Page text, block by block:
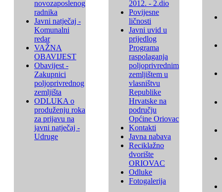
novozaposlenog
radnika
Javni natječaj -
Komunalni
redar
VAŽNA
OBAVIJEST
Obavijest -
Zakupnici
poljoprivrednog
zemljišta
ODLUKA o
produženju roka
za prijavu na
javni natječaj -
Udruge
2012. - 2.dio
Povijesne
ličnosti
Javni uvid u
prijedlog
Programa
raspolaganja
poljoprivrednim
zemljištem u
vlasništvu
Republike
Hrvatske na
području
Općine Oriovac
Kontakti
Javna nabava
Reciklažno
dvorište
ORIOVAC
Odluke
Fotogalerija